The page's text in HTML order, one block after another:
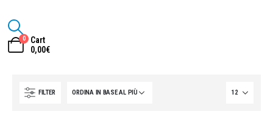
0
Cart
0,00€
FILTER